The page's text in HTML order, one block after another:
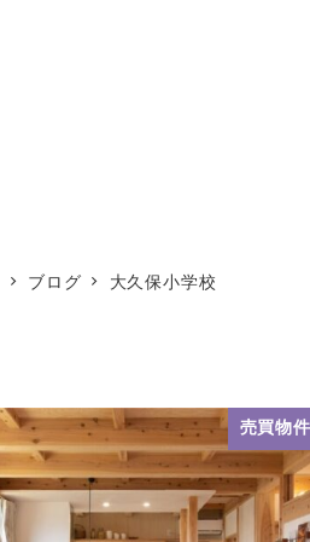
ブログ 大久保小学校
売買物